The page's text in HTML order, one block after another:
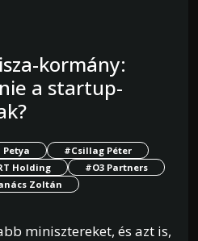
kormány:
a startup-
#Csillag Péter
Holding
#O3 Partners
Zoltán
minisztereket, és azt is,